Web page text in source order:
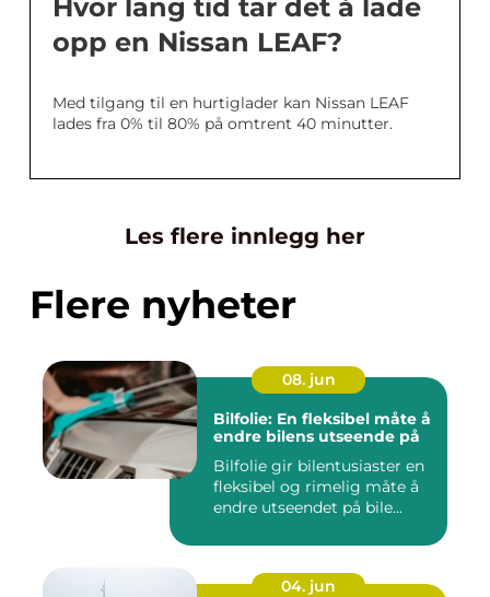
Hvor lang tid tar det å lade
opp en Nissan LEAF?
Med tilgang til en hurtiglader kan Nissan LEAF
lades fra 0% til 80% på omtrent 40 minutter.
Les flere innlegg her
Flere nyheter
08. jun
Bilfolie: En fleksibel måte å
endre bilens utseende på
Bilfolie gir bilentusiaster en
fleksibel og rimelig måte å
endre utseendet på bile...
04. jun